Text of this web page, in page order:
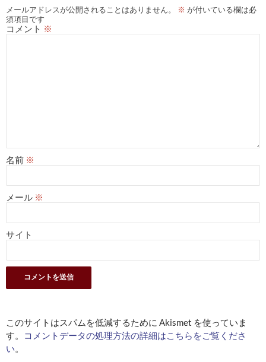
ン
メールアドレスが公開されることはありません。 ※ が付いている欄は必
須項目です
コメント ※
名前 ※
メール ※
サイト
このサイトはスパムを低減するために Akismet を使っていま
す。
コメントデータの処理方法の詳細はこちらをご覧くださ
い。